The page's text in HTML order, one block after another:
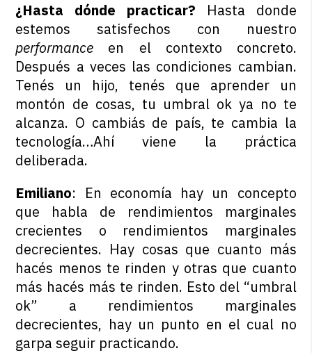
¿Hasta dónde practicar? Hasta donde
estemos satisfechos con nuestro
performance en el contexto concreto.
Después a veces las condiciones cambian.
Tenés un hijo, tenés que aprender un
montón de cosas, tu umbral ok ya no te
alcanza. O cambiás de país, te cambia la
tecnología…Ahí viene la práctica
deliberada.
Emiliano: En economía hay un concepto
que habla de rendimientos marginales
crecientes o rendimientos marginales
decrecientes. Hay cosas que cuanto más
hacés menos te rinden y otras que cuanto
más hacés más te rinden. Esto del “umbral
ok” a rendimientos marginales
decrecientes, hay un punto en el cual no
garpa seguir practicando.